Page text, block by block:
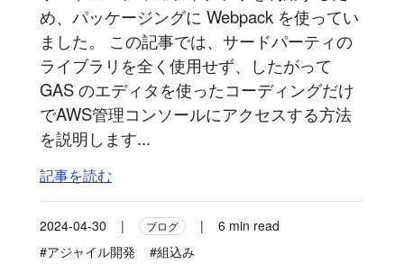
め、パッケージングに Webpack を使ってい
ました。 この記事では、サードパーティの
ライブラリを全く使用せず、したがって
GAS のエディタを使ったコーディングだけ
でAWS管理コンソールにアクセスする方法
を説明します...
記事を読む
2024-04-30 | ブログ |
6 min read
#アジャイル開発
#組込み